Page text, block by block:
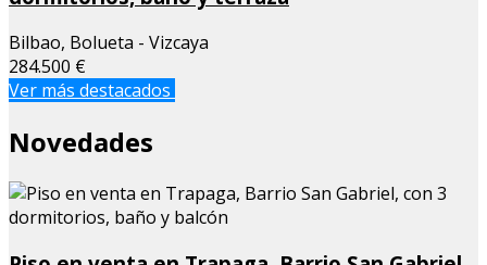
Bilbao, Bolueta - Vizcaya
284.500 €
Ver más destacados
Novedades